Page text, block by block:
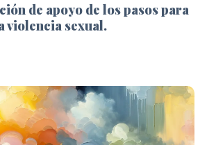
de apoyo de los pasos para
violencia sexual.